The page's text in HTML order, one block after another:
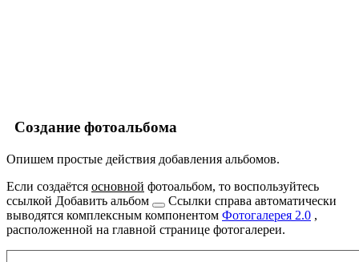
Создание фотоальбома
Опишем простые действия добавления альбомов.
Если создаётся основной фотоальбом, то воспользуйтесь
ссылкой Добавить альбом
Ссылки справа автоматически
выводятся комплексным компонентом Фотогалерея 2.0 ,
расположенной на главной странице фотогалереи.